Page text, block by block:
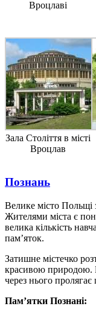
Вроцлаві
Зала Століття в місті
Вроцлав
Познань
Велике місто Польщі
Жителями міста є
велика кількість
пам’яток.
Затишне містечко
красивою природою.
через нього
Пам’ятки Познані: